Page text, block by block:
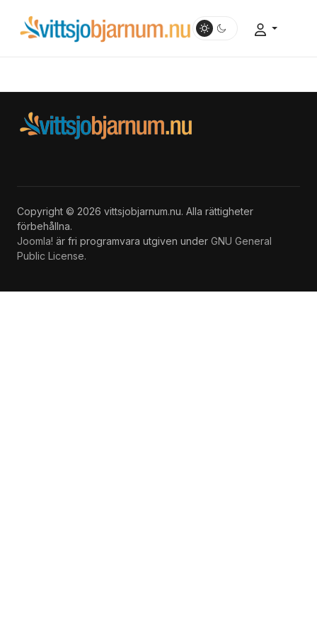
Copyright © 2026 vittsjobjarnum.nu. Alla rättigheter
förbehållna.
Joomla! är fri programvara utgiven under GNU General
Public License.